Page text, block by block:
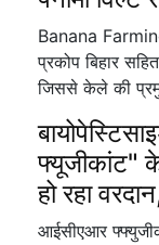
Banana
प्रकोप बिहार
जिससे केले की
फ्यूजीकांट"
हो रहा
आईसीएआर